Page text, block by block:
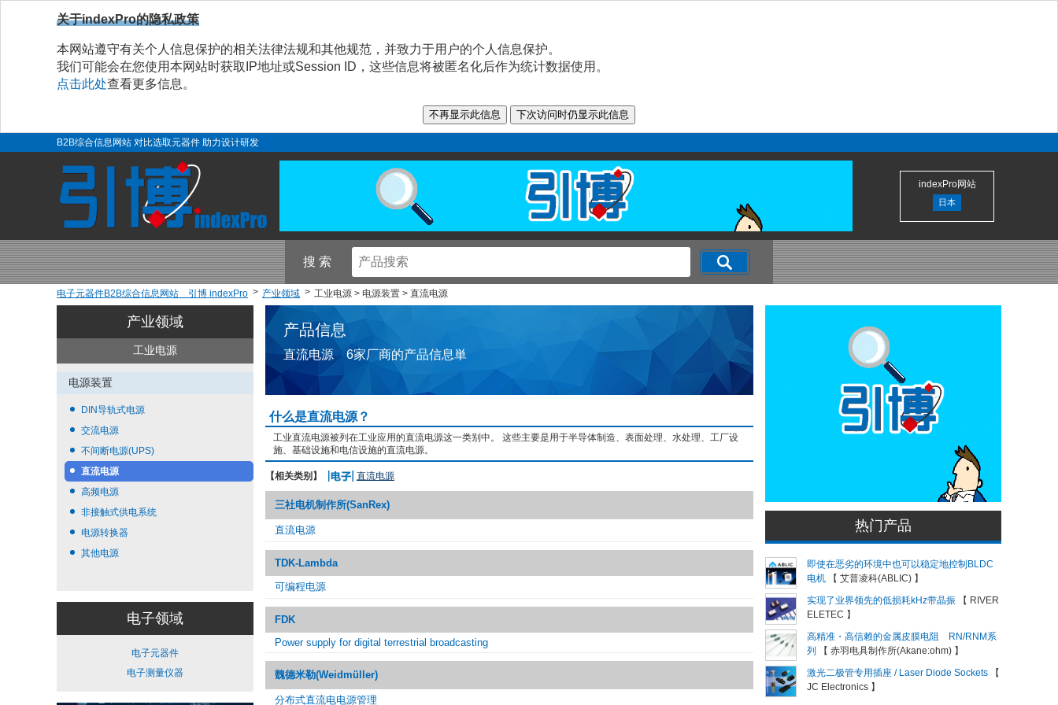
关于indexPro的隐私政策
本网站遵守有关个人信息保护的相关法律法规和其他规范，并致力于用户的个人信息保护。
我们可能会在您使用本网站时获取IP地址或Session ID，这些信息将被匿名化后作为统计数据使用。
点击此处查看更多信息。
B2B综合信息网站 对比选取元器件 助力设计研发
indexPro网站
日本
搜 索
电子元器件B2B综合信息网站 引博 indexPro 产业领域 工业电源 > 电源装置 > 直流电源
产业领域
工业电源
电源装置
DIN导轨式电源
交流电源
不间断电源(UPS)
直流电源
高频电源
非接触式供电系统
电源转换器
其他电源
电子领域
电子元器件
电子测量仪器
产品信息
直流电源 6家厂商的产品信息単
什么是直流电源？
工业直流电源被列在工业应用的直流电源这一类别中。 这些主要是用于半导体制造、表面处理、水处理、工厂设
施、基础设施和电信设施的直流电源。
【相关类别】 直流电源
三社电机制作所(SanRex)
直流电源
TDK-Lambda
可编程电源
FDK
Power supply for digital terrestrial broadcasting
魏德米勒(Weidmüller)
分布式直流电电源管理
热门产品
即使在恶劣的环境中也可以稳定地控制BLDC
电机
【 艾普凌科(ABLIC) 】
实现了业界领先的低损耗kHz带晶振
【 RIVER
ELETEC 】
高精准・高信赖的金属皮膜电阻 RN/RNM系
列
【 赤羽电具制作所(Akane:ohm) 】
激光二极管专用插座 / Laser Diode Sockets
【
JC Electronics 】